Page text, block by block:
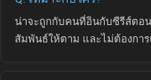
น่าจะถูกกับคนที่อินกับซีรีส์ตอ
สัมพันธ์ให้ตาม และไม่ต้องการ